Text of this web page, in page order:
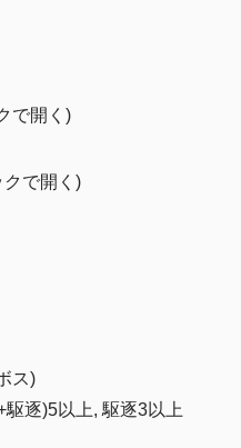
ス)
逐)5以上, 駆逐3以上